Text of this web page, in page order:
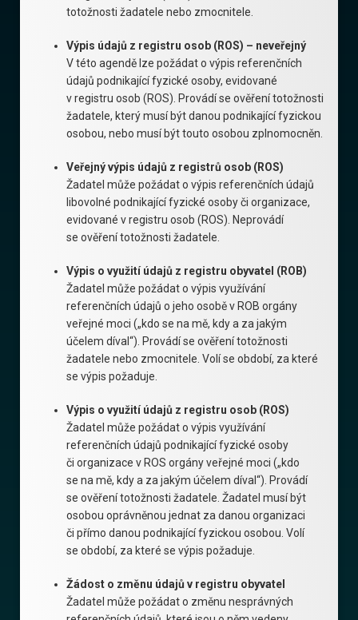
totožnosti žadatele nebo zmocnitele.
Výpis údajů z registru osob (ROS) – neveřejný
V této agendě lze požádat o výpis referenčních
údajů podnikající fyzické osoby, evidované
v registru osob (ROS). Provádí se ověření totožnosti
žadatele, který musí být danou podnikající fyzickou
osobou, nebo musí být touto osobou zplnomocněn.
Veřejný výpis údajů z registrů osob (ROS)
Žadatel může požádat o výpis referenčních údajů
libovolné podnikající fyzické osoby či organizace,
evidované v registru osob (ROS). Neprovádí
se ověření totožnosti žadatele.
Výpis o využití údajů z registru obyvatel (ROB)
Žadatel může požádat o výpis využívání
referenčních údajů o jeho osobě v ROB orgány
veřejné moci („kdo se na mě, kdy a za jakým
účelem díval“). Provádí se ověření totožnosti
žadatele nebo zmocnitele. Volí se období, za které
se výpis požaduje.
Výpis o využití údajů z registru osob (ROS)
Žadatel může požádat o výpis využívání
referenčních údajů podnikající fyzické osoby
či organizace v ROS orgány veřejné moci („kdo
se na mě, kdy a za jakým účelem díval“). Provádí
se ověření totožnosti žadatele. Žadatel musí být
osobou oprávněnou jednat za danou organizaci
či přímo danou podnikající fyzickou osobou. Volí
se období, za které se výpis požaduje.
Žádost o změnu údajů v registru obyvatel
Žadatel může požádat o změnu nesprávných